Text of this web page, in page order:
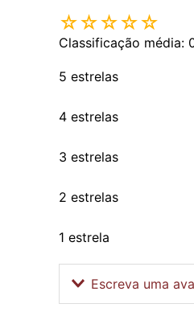
☆☆☆☆☆
Classificação média:
5 estrelas
4 estrelas
3 estrelas
2 estrelas
1 estrela
Escreva uma